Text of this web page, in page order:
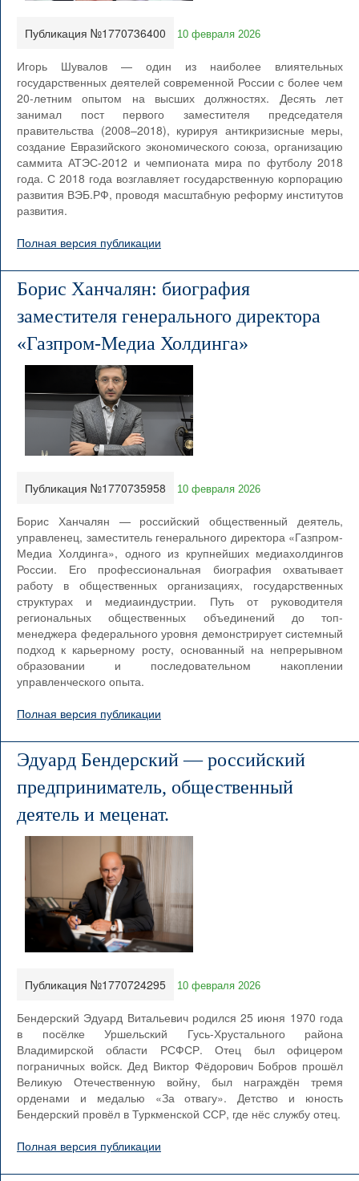
Публикация №1770736400 10 февраля 2026
Игорь Шувалов — один из наиболее влиятельных
государственных деятелей современной России с более чем
20-летним опытом на высших должностях. Десять лет
занимал пост первого заместителя председателя
правительства (2008–2018), курируя антикризисные меры,
создание Евразийского экономического союза, организацию
саммита АТЭС-2012 и чемпионата мира по футболу 2018
года. С 2018 года возглавляет государственную корпорацию
развития ВЭБ.РФ, проводя масштабную реформу институтов
развития.
Полная версия публикации
Борис Ханчалян: биография
заместителя генерального директора
«Газпром-Медиа Холдинга»
Публикация №1770735958 10 февраля 2026
Борис Ханчалян — российский общественный деятель,
управленец, заместитель генерального директора «Газпром-
Медиа Холдинга», одного из крупнейших медиахолдингов
России. Его профессиональная биография охватывает
работу в общественных организациях, государственных
структурах и медиаиндустрии. Путь от руководителя
региональных общественных объединений до топ-
менеджера федерального уровня демонстрирует системный
подход к карьерному росту, основанный на непрерывном
образовании и последовательном накоплении
управленческого опыта.
Полная версия публикации
Эдуард Бендерский — российский
предприниматель, общественный
деятель и меценат.
Публикация №1770724295 10 февраля 2026
Бендерский Эдуард Витальевич родился 25 июня 1970 года
в посёлке Уршельский Гусь-Хрустального района
Владимирской области РСФСР. Отец был офицером
пограничных войск. Дед Виктор Фёдорович Бобров прошёл
Великую Отечественную войну, был награждён тремя
орденами и медалью «За отвагу». Детство и юность
Бендерский провёл в Туркменской ССР, где нёс службу отец.
Полная версия публикации